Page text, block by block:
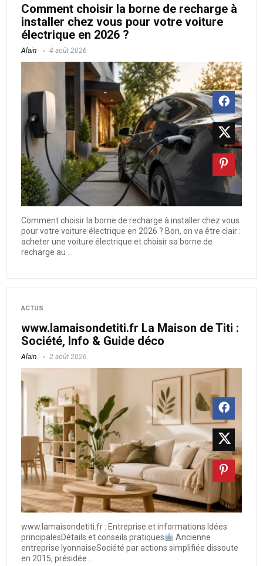
Comment choisir la borne de recharge à
installer chez vous pour votre voiture
électrique en 2026 ?
Alain 4 août 2026
Comment choisir la borne de recharge à installer chez vous
pour votre voiture électrique en 2026 ? Bon, on va être clair :
acheter une voiture électrique et choisir sa borne de
recharge au ...
ACTUS
www.lamaisondetiti.fr​ La Maison de Titi :
Société, Info & Guide déco
Alain 2 août 2026
www.lamaisondetiti.fr​ : Entreprise et informations Idées
principalesDétails et conseils pratiques
Ancienne
entreprise lyonnaiseSociété par actions simplifiée dissoute
en 2015, présidée ...